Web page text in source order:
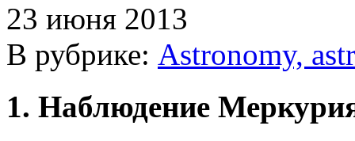
23 июня 2013
В рубрике: Astronomy,
1. Наблюдение